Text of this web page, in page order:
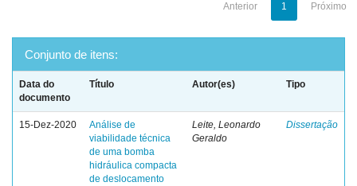
Anterior 1 Próximo
Conjunto de itens:
Data do
documento
Título Autor(es) Tipo
15-Dez-2020
Análise de
viabilidade técnica
de uma bomba
hidráulica compacta
de deslocamento
Leite, Leonardo
Geraldo
Dissertação